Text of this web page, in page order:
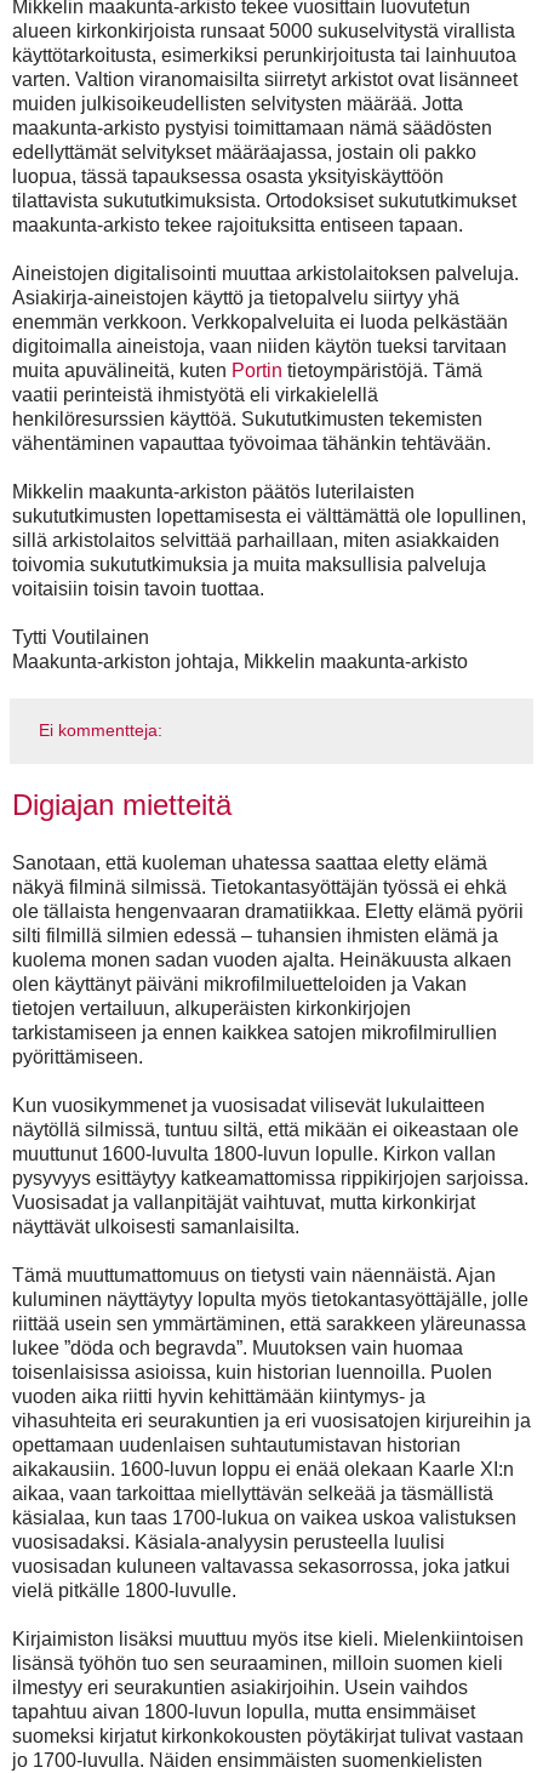
Mikkelin maakunta-arkisto tekee vuosittain luovutetun
alueen kirkonkirjoista runsaat 5000 sukuselvitystä virallista
käyttötarkoitusta, esimerkiksi perunkirjoitusta tai lainhuutoa
varten. Valtion viranomaisilta siirretyt arkistot ovat lisänneet
muiden julkisoikeudellisten selvitysten määrää. Jotta
maakunta-arkisto pystyisi toimittamaan nämä säädösten
edellyttämät selvitykset määräajassa, jostain oli pakko
luopua, tässä tapauksessa osasta yksityiskäyttöön
tilattavista sukututkimuksista. Ortodoksiset sukututkimukset
maakunta-arkisto tekee rajoituksitta entiseen tapaan.
Aineistojen digitalisointi muuttaa arkistolaitoksen palveluja.
Asiakirja-aineistojen käyttö ja tietopalvelu siirtyy yhä
enemmän verkkoon. Verkkopalveluita ei luoda pelkästään
digitoimalla aineistoja, vaan niiden käytön tueksi tarvitaan
muita apuvälineitä, kuten Portin tietoympäristöjä. Tämä
vaatii perinteistä ihmistyötä eli virkakielellä
henkilöresurssien käyttöä. Sukututkimusten tekemisten
vähentäminen vapauttaa työvoimaa tähänkin tehtävään.
Mikkelin maakunta-arkiston päätös luterilaisten
sukututkimusten lopettamisesta ei välttämättä ole lopullinen,
sillä arkistolaitos selvittää parhaillaan, miten asiakkaiden
toivomia sukututkimuksia ja muita maksullisia palveluja
voitaisiin toisin tavoin tuottaa.
Tytti Voutilainen
Maakunta-arkiston johtaja, Mikkelin maakunta-arkisto
Ei kommentteja:
Digiajan mietteitä
Sanotaan, että kuoleman uhatessa saattaa eletty elämä
näkyä filminä silmissä. Tietokantasyöttäjän työssä ei ehkä
ole tällaista hengenvaaran dramatiikkaa. Eletty elämä pyörii
silti filmillä silmien edessä – tuhansien ihmisten elämä ja
kuolema monen sadan vuoden ajalta. Heinäkuusta alkaen
olen käyttänyt päiväni mikrofilmiluetteloiden ja Vakan
tietojen vertailuun, alkuperäisten kirkonkirjojen
tarkistamiseen ja ennen kaikkea satojen mikrofilmirullien
pyörittämiseen.
Kun vuosikymmenet ja vuosisadat vilisevät lukulaitteen
näytöllä silmissä, tuntuu siltä, että mikään ei oikeastaan ole
muuttunut 1600-luvulta 1800-luvun lopulle. Kirkon vallan
pysyvyys esittäytyy katkeamattomissa rippikirjojen sarjoissa.
Vuosisadat ja vallanpitäjät vaihtuvat, mutta kirkonkirjat
näyttävät ulkoisesti samanlaisilta.
Tämä muuttumattomuus on tietysti vain näennäistä. Ajan
kuluminen näyttäytyy lopulta myös tietokantasyöttäjälle, jolle
riittää usein sen ymmärtäminen, että sarakkeen yläreunassa
lukee ”döda och begravda”. Muutoksen vain huomaa
toisenlaisissa asioissa, kuin historian luennoilla. Puolen
vuoden aika riitti hyvin kehittämään kiintymys- ja
vihasuhteita eri seurakuntien ja eri vuosisatojen kirjureihin ja
opettamaan uudenlaisen suhtautumistavan historian
aikakausiin. 1600-luvun loppu ei enää olekaan Kaarle XI:n
aikaa, vaan tarkoittaa miellyttävän selkeää ja täsmällistä
käsialaa, kun taas 1700-lukua on vaikea uskoa valistuksen
vuosisadaksi. Käsiala-analyysin perusteella luulisi
vuosisadan kuluneen valtavassa sekasorrossa, joka jatkui
vielä pitkälle 1800-luvulle.
Kirjaimiston lisäksi muuttuu myös itse kieli. Mielenkiintoisen
lisänsä työhön tuo sen seuraaminen, milloin suomen kieli
ilmestyy eri seurakuntien asiakirjoihin. Usein vaihdos
tapahtuu aivan 1800-luvun lopulla, mutta ensimmäiset
suomeksi kirjatut kirkonkokousten pöytäkirjat tulivat vastaan
jo 1700-luvulla. Näiden ensimmäisten suomenkielisten